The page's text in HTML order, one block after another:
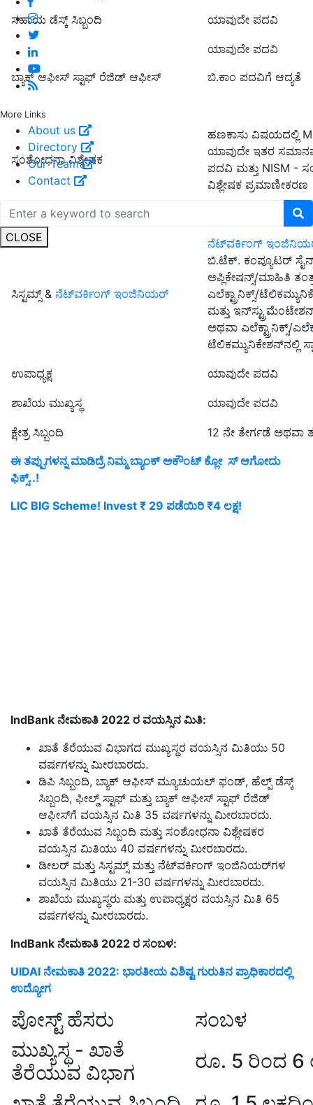
More Links
About us
Directory
Our Team
Contact
CLOSE
ಸಹಾಯ ಡೆಸ್ಕ್ ಸಿಬ್ಬಂದಿ ಯಾವುದೇ ಪದವಿ
ಬ್ಯಾಕ್ ಆಫೀಸ್ ಸ್ಟಾಫ್ ರೆಜಿಡ್ ಆಫೀಸ್
ಯಾವುದೇ ಪದವಿ
ಬಿ.ಕಾಂ ಪದವಿಗೆ ಆದ್ಯತೆ
ಸಂಶೋಧನಾ ವಿಶ್ಲೇಷಕ
ಹಣಕಾಸು ವಿಷಯದಲ್ಲಿ
ಯಾವುದೇ ಇತರ
ಪದವಿ ಮತ್ತು NISM -
ವಿಶ್ಲೇಷಕ ಪ್ರಮಾಣೀಕರಣ
ಡೀಲರ್ NISM/NCFM
ಸಿಸ್ಟಮ್ಸ್ & ನೆಟ್‌ವರ್ಕಿಂಗ್ ಇಂಜಿನಿಯರ್
ನೆಟ್‌ವರ್ಕಿಂಗ್
ಬಿ.ಟೆಕ್. ಕಂಪ್ಯೂಟರ್
ಅಪ್ಲಿಕೇಷನ್ಸ್/ಮಾಹಿತಿ
ಎಲೆಕ್ಟ್ರಾನಿಕ್ಸ್/
ಮತ್ತು
ಅಥವಾ ಎಲೆಕ್ಟ್ರಾನಿಕ್ಸ್/
ಟೆಲಿಕಮ್ಯುನಿಕೇಶನ್‌ನಲ್ಲಿ
ಉಪಾಧ್ಯಕ್ಷ ಯಾವುದೇ ಪದವಿ
ಶಾಖೆಯ ಮುಖ್ಯಸ್ಥ ಯಾವುದೇ ಪದವಿ
ಕ್ಷೇತ್ರ ಸಿಬ್ಬಂದಿ 12 ನೇ ತೇರ್ಗಡೆ ಅಥವಾ
ಈ ತಪ್ಪುಗಳನ್ನ ಮಾಡಿದ್ರೆ ನಿಮ್ಮ ಬ್ಯಾಂಕ್ ಅಕೌಂಟ್ ಕ್ಲೋ ಸ್ ಆಗೋದು
ಫಿಕ್ಸ್..!
LIC BIG Scheme! Invest ₹ 29 ಪಡೆಯಿರಿ ₹4 ಲಕ್ಷ!
IndBank ನೇಮಕಾತಿ 2022 ರ ವಯಸ್ಸಿನ ಮಿತಿ:
ಖಾತೆ ತೆರೆಯುವ ವಿಭಾಗದ ಮುಖ್ಯಸ್ಥರ ವಯಸ್ಸಿನ ಮಿತಿಯು 50
ವರ್ಷಗಳನ್ನು ಮೀರಬಾರದು.
ಡಿಪಿ ಸಿಬ್ಬಂದಿ, ಬ್ಯಾಕ್ ಆಫೀಸ್ ಮ್ಯೂಚುಯಲ್ ಫಂಡ್, ಹೆಲ್ಪ್ ಡೆಸ್ಕ್
ಸಿಬ್ಬಂದಿ, ಫೀಲ್ಡ್ ಸ್ಟಾಫ್ ಮತ್ತು ಬ್ಯಾಕ್ ಆಫೀಸ್ ಸ್ಟಾಫ್ ರೆಜಿಡ್
ಆಫೀಸ್‌ಗೆ ವಯಸ್ಸಿನ ಮಿತಿ 35 ವರ್ಷಗಳನ್ನು ಮೀರಬಾರದು.
ಖಾತೆ ತೆರೆಯುವ ಸಿಬ್ಬಂದಿ ಮತ್ತು ಸಂಶೋಧನಾ ವಿಶ್ಲೇಷಕರ
ವಯಸ್ಸಿನ ಮಿತಿಯು 40 ವರ್ಷಗಳನ್ನು ಮೀರಬಾರದು.
ಡೀಲರ್ ಮತ್ತು ಸಿಸ್ಟಮ್ಸ್ ಮತ್ತು ನೆಟ್‌ವರ್ಕಿಂಗ್ ಇಂಜಿನಿಯರ್‌ಗಳ
ವಯಸ್ಸಿನ ಮಿತಿಯು 21-30 ವರ್ಷಗಳನ್ನು ಮೀರಬಾರದು.
ಶಾಖೆಯ ಮುಖ್ಯಸ್ಥರು ಮತ್ತು ಉಪಾಧ್ಯಕ್ಷರ ವಯಸ್ಸಿನ ಮಿತಿ 65
ವರ್ಷಗಳನ್ನು ಮೀರಬಾರದು.​
IndBank ನೇಮಕಾತಿ 2022 ರ ಸಂಬಳ:
UIDAI ನೇಮಕಾತಿ 2022: ಭಾರತೀಯ ವಿಶಿಷ್ಟ ಗುರುತಿನ ಪ್ರಾಧಿಕಾರದಲ್ಲಿ
ಉದ್ಯೋಗ
ಪೋಸ್ಟ್ ಹೆಸರು
ಸಂಬಳ
ಮುಖ್ಯಸ್ಥ - ಖಾತೆ
ತೆರೆಯುವ ವಿಭಾಗ
ರೂ. 5 ರಿಂದ 6